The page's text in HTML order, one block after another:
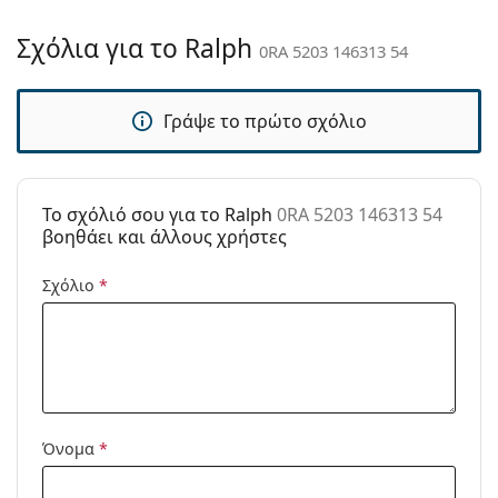
Παρέχονται με
θήκη:
Ναι
καθαρισμού:
Ναι
Άλλα
Τύπος:
Γυναικεία
Κατηγορία:
Γυαλιά Ηλίου Επώνυμες Μάρκες
Μάρκα:
Μοντέλο:
Σχόλια για το Ralph 0RA 5203 146313 54
Γράψε το πρώτο σχόλιο
To σχόλιό σου για το Ralph 0RA 5203 146313 54
βοηθάει και άλλους χρήστες
Σχόλιο *
Όνομα *